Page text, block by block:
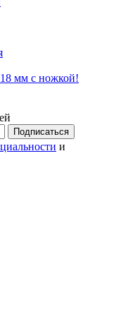
мм с ножкой!
Подписаться
и